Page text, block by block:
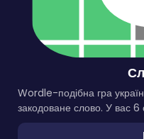
Wordle-подібна гра
закодоване слово. У вас 6